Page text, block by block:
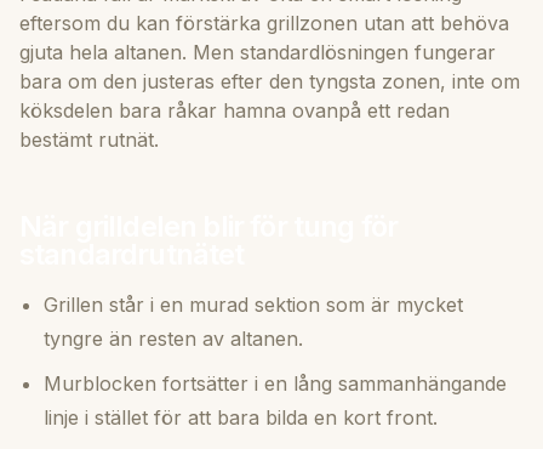
eftersom du kan förstärka grillzonen utan att behöva
gjuta hela altanen. Men standardlösningen fungerar
bara om den justeras efter den tyngsta zonen, inte om
köksdelen bara råkar hamna ovanpå ett redan
bestämt rutnät.
Grillen står i en murad sektion som är mycket
tyngre än resten av altanen.
Murblocken fortsätter i en lång sammanhängande
linje i stället för att bara bilda en kort front.